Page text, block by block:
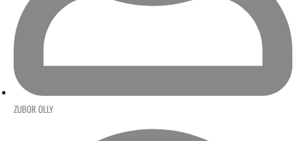
ZUBOR OLLY